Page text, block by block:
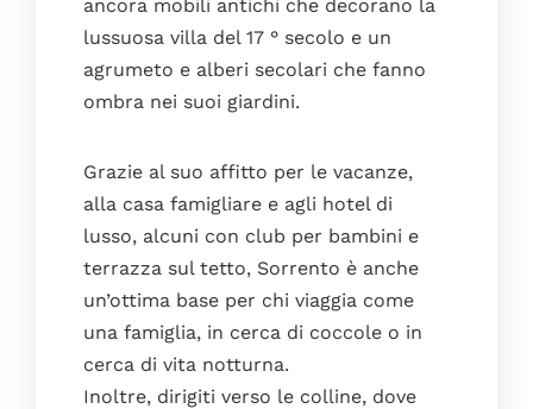
ancora mobili antichi che decorano la
lussuosa villa del 17 ° secolo e un
agrumeto e alberi secolari che fanno
ombra nei suoi giardini.
Grazie al suo affitto per le vacanze,
alla casa famigliare e agli hotel di
lusso, alcuni con club per bambini e
terrazza sul tetto, Sorrento è anche
un’ottima base per chi viaggia come
una famiglia, in cerca di coccole o in
cerca di vita notturna.
Inoltre, dirigiti verso le colline, dove